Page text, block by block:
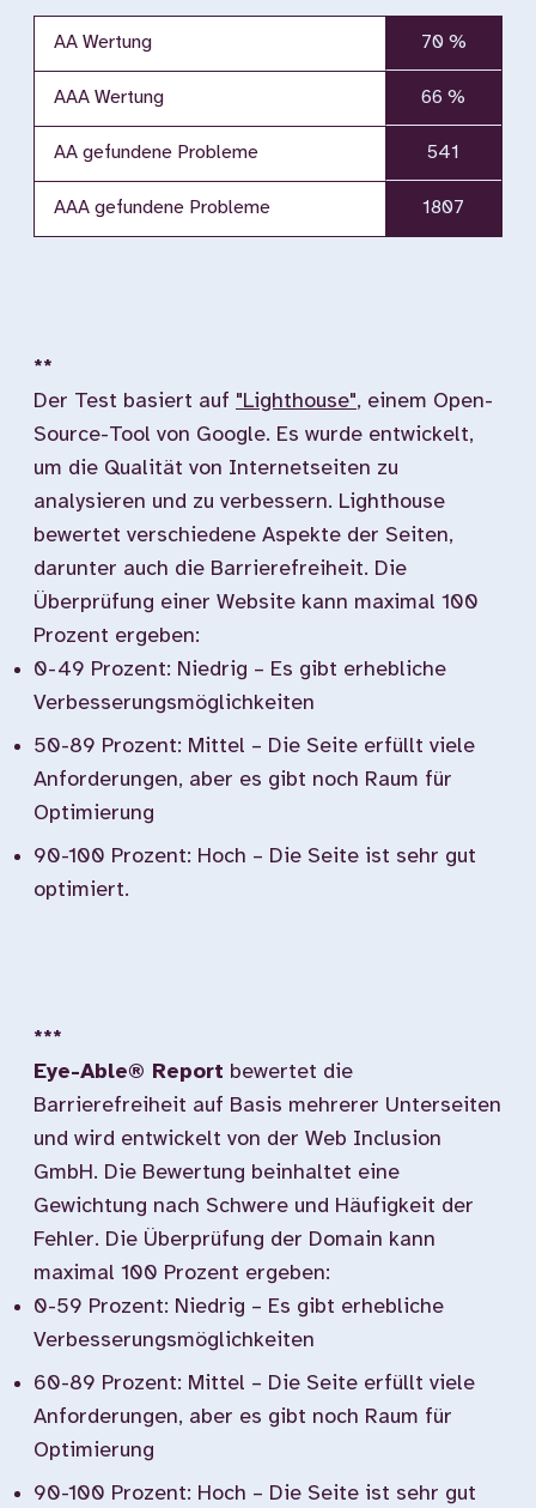
AA Wertung 70 %
AAA Wertung 66 %
AA gefundene Probleme 541
AAA gefundene Probleme 1807
**
Der Test basiert auf "Lighthouse", einem Open-
Source-Tool von Google. Es wurde entwickelt,
um die Qualität von Internetseiten zu
analysieren und zu verbessern. Lighthouse
bewertet verschiedene Aspekte der Seiten,
darunter auch die Barrierefreiheit. Die
Überprüfung einer Website kann maximal 100
Prozent ergeben:
0-49 Prozent: Niedrig – Es gibt erhebliche
Verbesserungsmöglichkeiten
50-89 Prozent: Mittel – Die Seite erfüllt viele
Anforderungen, aber es gibt noch Raum für
Optimierung
90-100 Prozent: Hoch – Die Seite ist sehr gut
optimiert.
***
Eye-Able® Report bewertet die
Barrierefreiheit auf Basis mehrerer Unterseiten
und wird entwickelt von der Web Inclusion
GmbH. Die Bewertung beinhaltet eine
Gewichtung nach Schwere und Häufigkeit der
Fehler. Die Überprüfung der Domain kann
maximal 100 Prozent ergeben:
0-59 Prozent: Niedrig – Es gibt erhebliche
Verbesserungsmöglichkeiten
60-89 Prozent: Mittel – Die Seite erfüllt viele
Anforderungen, aber es gibt noch Raum für
Optimierung
90-100 Prozent: Hoch – Die Seite ist sehr gut